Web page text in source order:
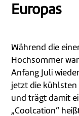
Europas
Während die
Hochsommer
Anfang Juli
jetzt die
und trägt damit
„Coolcation“